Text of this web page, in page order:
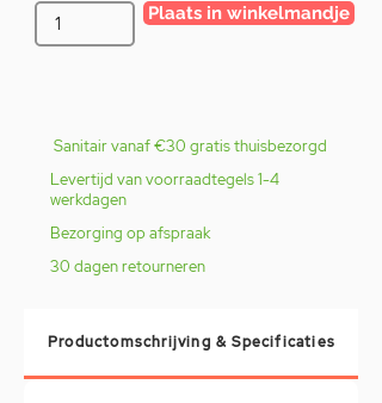
Plaats in winkelmandje
Sanitair vanaf €30 gratis thuisbezorgd
Levertijd van voorraadtegels 1-4
werkdagen
Bezorging op afspraak
30 dagen retourneren
Productomschrijving & Specificaties